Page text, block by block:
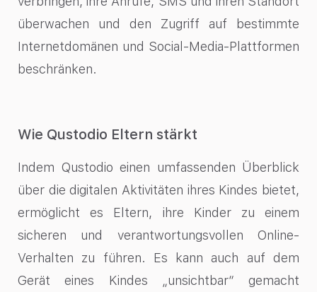
überwachen und den Zugriff auf bestimmte
Internetdomänen und Social-Media-Plattformen
beschränken.
Wie Qustodio Eltern stärkt
Indem Qustodio einen umfassenden Überblick
über die digitalen Aktivitäten ihres Kindes bietet,
ermöglicht es Eltern, ihre Kinder zu einem
sicheren und verantwortungsvollen Online-
Verhalten zu führen. Es kann auch auf dem
Gerät eines Kindes „unsichtbar“ gemacht